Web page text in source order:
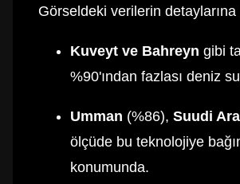
Görseldeki verilerin
Kuveyt ve Bahreyn gibi
%90'ından fazlası deniz
Umman (%86), Suudi
ölçüde bu teknolojiye
konumunda.